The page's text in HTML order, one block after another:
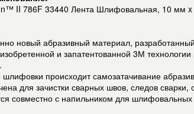
II 786F 33440 Лента Шлифовальная, 10 мм
новый абразивный материал,
и запатентованной 3М
происходит самозатачивание
для зачистки сварных швов, следов сварки,
совместно с напильником для шлифовальных